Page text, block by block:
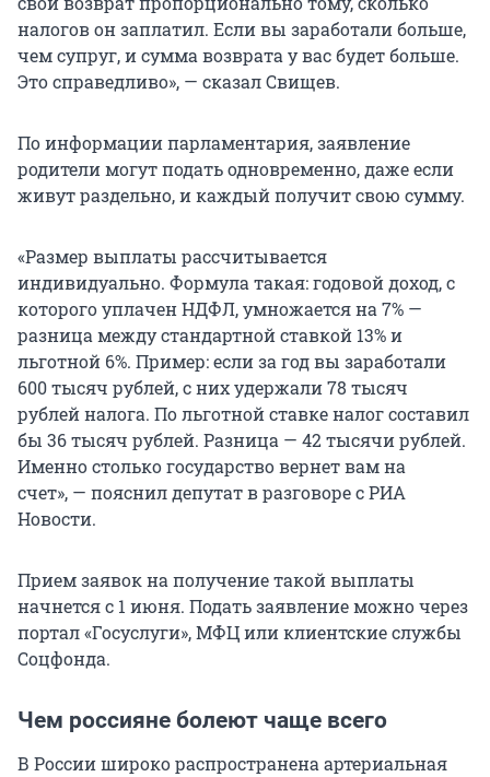
налогов он заплатил. Если вы заработали больше,
чем супруг, и сумма возврата у вас будет больше.
Это справедливо», — сказал Свищев.
По информации парламентария, заявление
родители могут подать одновременно, даже если
живут раздельно, и каждый получит свою сумму.
«Размер выплаты рассчитывается
индивидуально. Формула такая: годовой доход, с
которого уплачен НДФЛ, умножается на 7% —
разница между стандартной ставкой 13% и
льготной 6%. Пример: если за год вы заработали
600 тысяч рублей, с них удержали78 тысяч
рублей налога. По льготной ставке налог составил
бы 36 тысяч рублей. Разница — 42 тысячирублей.
Именно столько государство вернет вам на
счет», — пояснил депутат в разговоре с РИА
Новости.
Прием заявок на получение такой выплаты
начнется с 1 июня. Подать заявление можно через
портал «Госуслуги», МФЦ или клиентские службы
Соцфонда.
Чем россияне болеют чаще всего
В России широко распространена артериальная